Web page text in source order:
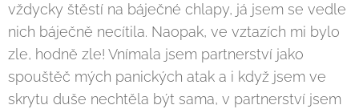
vždycky štěstí na báječné chlapy, já jsem se vedle
nich báječně necítila. Naopak, ve vztazích mi bylo
zle, hodně zle! Vnímala jsem partnerství jako
spouštěč mých panických atak a i když jsem ve
skrytu duše nechtěla být sama, v partnerství jsem